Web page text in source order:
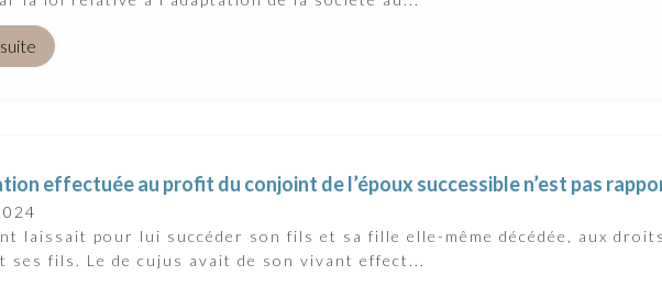
effectuée au profit du conjoint de l’époux successible n’est pas
laissait pour lui succéder son fils et sa fille elle-même décédée, aux
ses fils. Le de cujus avait de son vivant effect...